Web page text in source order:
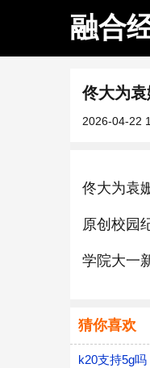
融合
佟大为
2026-04-22
佟大为袁
原创校园
学院大一
猜你喜欢
k20支持5g吗